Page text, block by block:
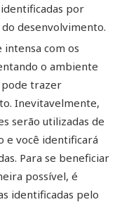
por
desenvolvimento.
com os
o ambiente
pode trazer
Inevitavelmente,
serão utilizadas de
e você identificará
Para se beneficiar
possível, é
identificadas pelo